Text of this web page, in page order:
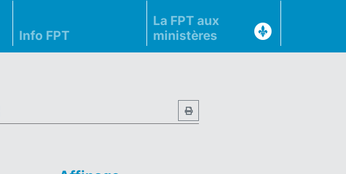
Info FPT
La FPT aux
ministères